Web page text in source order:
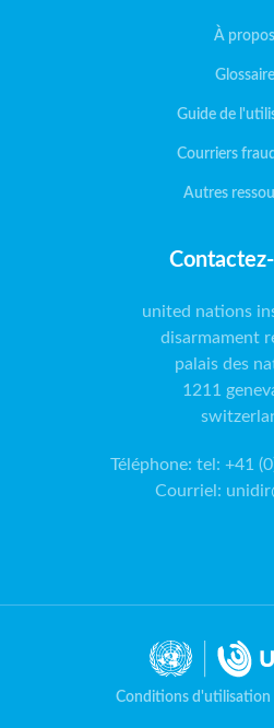
À propos
Glossaire
Guide de
Courriers
Autres
united nations
disarmament
palais des
1211
Téléphone: tel: +41
Courriel :
Conditions d'utilisation